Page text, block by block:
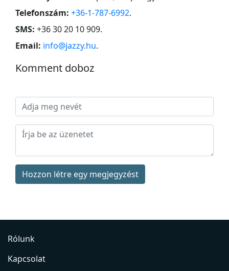
Telefonszám: +36-1-787-6992.
SMS: +36 30 20 10 909.
Email: info@jazzy.hu.
Komment doboz
Hozzon létre egy megjegyzést
Rólunk
Kapcsolat